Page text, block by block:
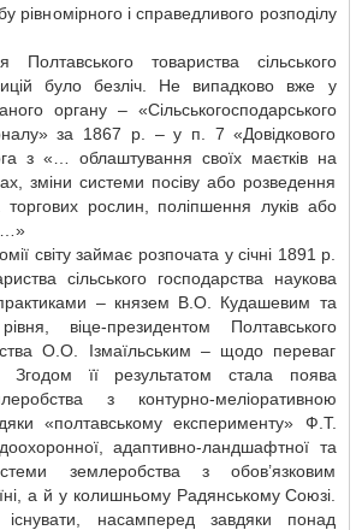
рівномірного і справедливого розподілу
Полтавського товариства сільського
було безліч. Не випадково вже у
органу – «Сільськогосподарського
за 1867 р. – у п. 7 «Довідкового
з «… облаштування своїх маєтків на
зміни системи посіву або розведення
рослин, поліпшення луків або
світу займає розпочата у січні 1891 р.
сільського господарства наукова
– князем В.О. Кудашевим та
віце-президентом Полтавського
О.О. Ізмаїльським – щодо переваг
Згодом її результатом стала поява
з контурно-меліоративною
«полтавському експерименту» Ф.Т.
адаптивно-ландшафтної та
землеробства з обов’язковим
а й у колишньому Радянському Союзі.
насамперед завдяки понад